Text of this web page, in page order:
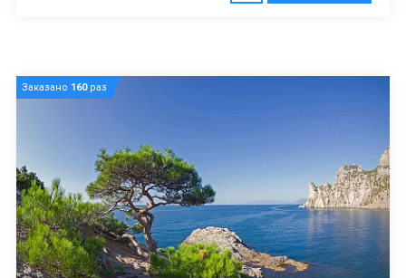
Заказано 160раз